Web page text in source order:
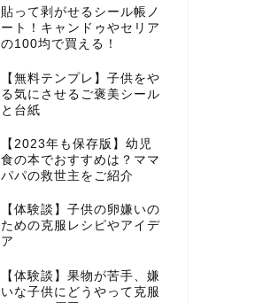
貼って剥がせるシール帳ノ
ート！キャンドゥやセリア
の100均で買える！
【無料テンプレ】子供をや
る気にさせるご褒美シール
と台紙
【2023年も保存版】幼児
食の本でおすすめは？ママ
パパの救世主をご紹介
【体験談】子供の卵嫌いの
ための克服レシピやアイデ
ア
【体験談】果物が苦手、嫌
いな子供にどうやって克服